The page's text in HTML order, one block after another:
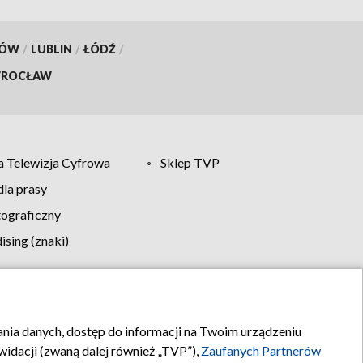
/ LUBLIN / ŁÓDŹ /
Telewizja Cyfrowa
Sklep TVP
prasy
(znaki)
Kontakt
danych, dostęp do informacji na Twoim urządzeniu
(zwaną dalej również „TVP”), Zaufanych Partnerów